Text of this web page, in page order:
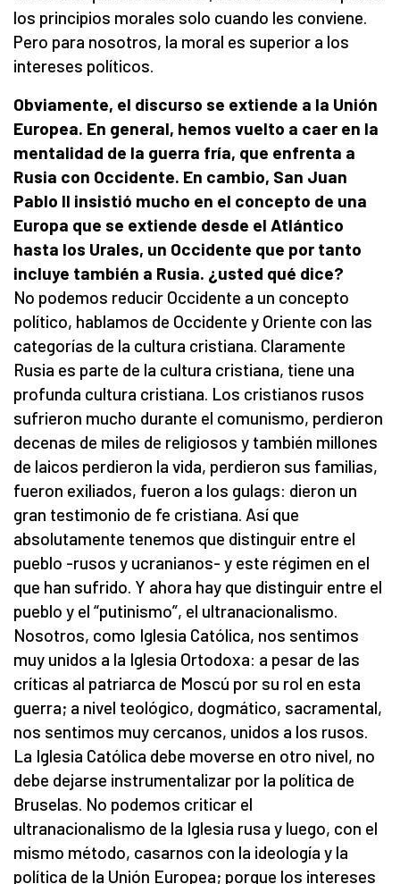
los principios morales solo cuando les conviene.
Pero para nosotros, la moral es superior a los
intereses políticos.
Obviamente, el discurso se extiende a la Unión
Europea. En general, hemos vuelto a caer en la
mentalidad de la guerra fría, que enfrenta a
Rusia con Occidente. En cambio, San Juan
Pablo II insistió mucho en el concepto de una
Europa que se extiende desde el Atlántico
hasta los Urales, un Occidente que por tanto
incluye también a Rusia. ¿usted qué dice?
No podemos reducir Occidente a un concepto
político, hablamos de Occidente y Oriente con las
categorías de la cultura cristiana. Claramente
Rusia es parte de la cultura cristiana, tiene una
profunda cultura cristiana. Los cristianos rusos
sufrieron mucho durante el comunismo, perdieron
decenas de miles de religiosos y también millones
de laicos perdieron la vida, perdieron sus familias,
fueron exiliados, fueron a los gulags: dieron un
gran testimonio de fe cristiana. Así que
absolutamente tenemos que distinguir entre el
pueblo -rusos y ucranianos- y este régimen en el
que han sufrido. Y ahora hay que distinguir entre el
pueblo y el “putinismo”, el ultranacionalismo.
Nosotros, como Iglesia Católica, nos sentimos
muy unidos a la Iglesia Ortodoxa: a pesar de las
críticas al patriarca de Moscú por su rol en esta
guerra; a nivel teológico, dogmático, sacramental,
nos sentimos muy cercanos, unidos a los rusos.
La Iglesia Católica debe moverse en otro nivel, no
debe dejarse instrumentalizar por la política de
Bruselas. No podemos criticar el
ultranacionalismo de la Iglesia rusa y luego, con el
mismo método, casarnos con la ideología y la
política de la Unión Europea; porque los intereses